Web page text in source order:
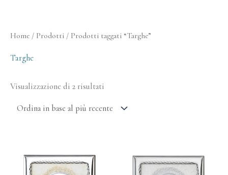
Home / Prodotti / Prodotti taggati “Targhe”
Targhe
Visualizzazione di 2 risultati
Ordina
in